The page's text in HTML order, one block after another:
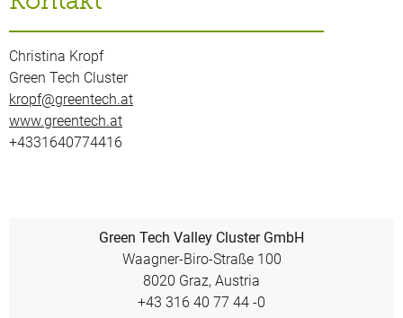
Christina Kropf
Green Tech Cluster
kropf@greentech.at
www.greentech.at
+4331640774416
Green Tech Valley Cluster GmbH
Waagner-Biro-Straße 100
8020 Graz, Austria
+43 316 40 77 44 -0